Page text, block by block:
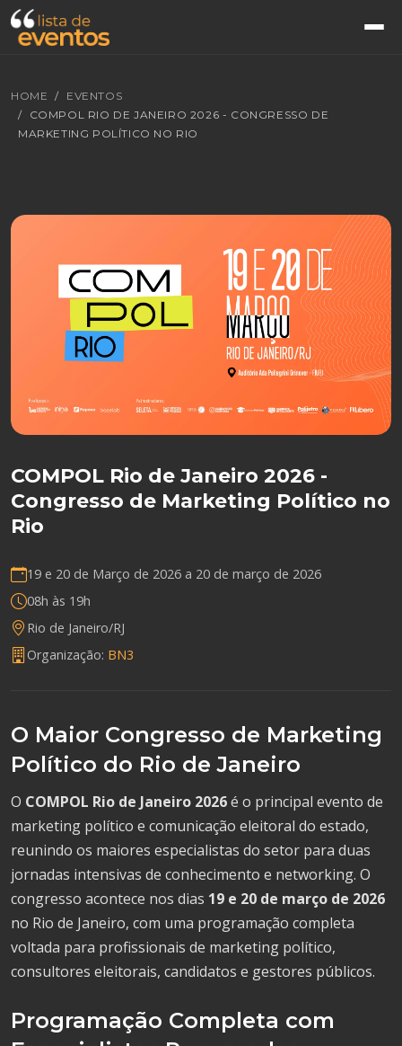
HOME
EVENTOS
COMPOL RIO DE JANEIRO 2026 - CONGRESSO DE
MARKETING POLÍTICO NO RIO
COMPOL Rio de Janeiro 2026 -
Congresso de Marketing Político no
Rio
19 e 20 de Março de 2026 a 20 de março de 2026
08h às 19h
Rio de Janeiro/RJ
Organização: BN3
O Maior Congresso de Marketing
Político do Rio de Janeiro
O COMPOL Rio de Janeiro 2026é o principal evento de
marketing político e comunicação eleitoral do estado,
reunindo os maiores especialistas do setor para duas
jornadas intensivas de conhecimento e networking. O
congresso acontece nos dias 19 e 20 de março de 2026
no Rio de Janeiro, com uma programação completa
voltada para profissionais de marketing político,
consultores eleitorais, candidatos e gestores públicos.
Programação Completa com